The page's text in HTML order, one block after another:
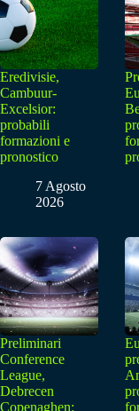
Eredivisie,
Cambuur-
Excelsior:
probabili
formazioni e
pronostico
7 Agosto
2026
Preliminari
Conference
League,
Debrecen
Copenaghen: